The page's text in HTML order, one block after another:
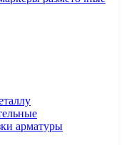
арматуры